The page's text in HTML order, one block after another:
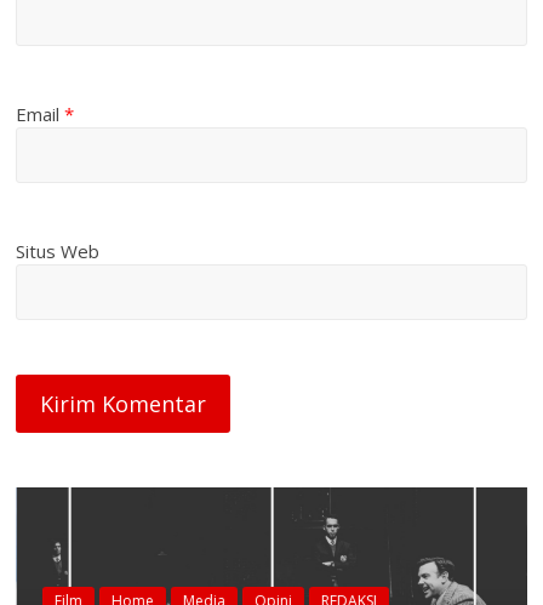
Email*
Situs Web
Media Opini REDAKSI Home